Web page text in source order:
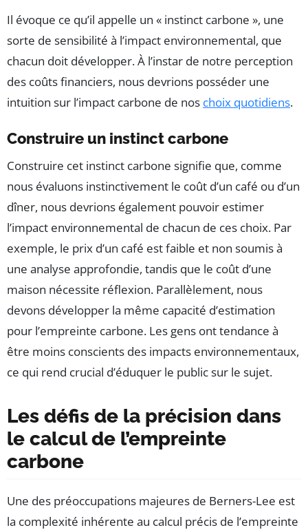
Il évoque ce qu’il appelle un « instinct carbone », une
sorte de sensibilité à l’impact environnemental, que
chacun doit développer. À l’instar de notre perception
des coûts financiers, nous devrions posséder une
intuition sur l’impact carbone de nos choix quotidiens.
Construire un instinct carbone
Construire cet instinct carbone signifie que, comme
nous évaluons instinctivement le coût d’un café ou d’un
dîner, nous devrions également pouvoir estimer
l’impact environnemental de chacun de ces choix. Par
exemple, le prix d’un café est faible et non soumis à
une analyse approfondie, tandis que le coût d’une
maison nécessite réflexion. Parallèlement, nous
devons développer la même capacité d’estimation
pour l’empreinte carbone. Les gens ont tendance à
être moins conscients des impacts environnementaux,
ce qui rend crucial d’éduquer le public sur le sujet.
Les défis de la précision dans
le calcul de l’empreinte
carbone
Une des préoccupations majeures de Berners-Lee est
la complexité inhérente au calcul précis de l’empreinte